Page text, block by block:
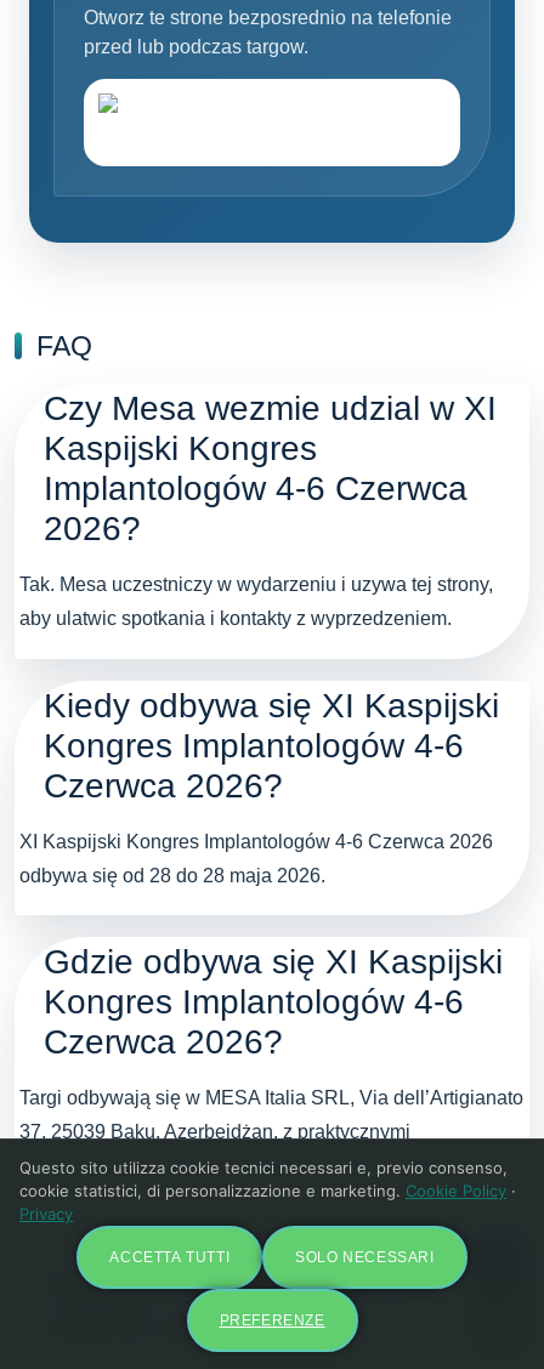
Otworz te strone bezposrednio na telefonie
przed lub podczas targow.
FAQ
Czy Mesa wezmie udzial w XI
Kaspijski Kongres
Implantologów 4-6 Czerwca
2026?
Tak. Mesa uczestniczy w wydarzeniu i uzywa tej strony,
aby ulatwic spotkania i kontakty z wyprzedzeniem.
Kiedy odbywa się XI Kaspijski
Kongres Implantologów 4-6
Czerwca 2026?
XI Kaspijski Kongres Implantologów 4-6 Czerwca 2026
odbywa się od 28 do 28 maja 2026.
Gdzie odbywa się XI Kaspijski
Kongres Implantologów 4-6
Czerwca 2026?
Targi odbywają się w MESA Italia SRL, Via dell’Artigianato
37, 25039 Baku, Azerbejdżan, z praktycznymi
odniesieniami, mapami i oficjalnymi linkami zebranymi na
tej stronie.
Jakiego rodzaju spotkanie
mozna zamowic?
Questo sito utilizza cookie tecnici necessari e, previo consenso,
cookie statistici, di personalizzazione e marketing. Cookie Policy ·
Privacy
ACCETTA TUTTI SOLO NECESSARI
PREFERENZE